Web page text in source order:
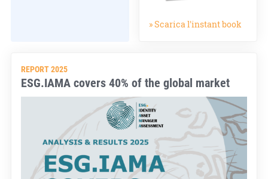
» Scarica l'instant book
REPORT 2025
ESG.IAMA covers 40% of the global market